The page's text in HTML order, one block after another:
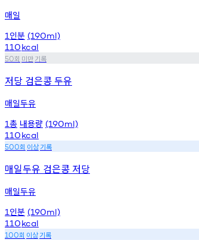
매일
1 인분 (190ml)
110kcal
50회 미만기록
저당 검은콩 두유
매일두유
1총 내용량 (190ml)
110kcal
500회 이상기록
매일두유 검은콩 저당
매일두유
1 인분 (190ml)
110kcal
100회 이상기록